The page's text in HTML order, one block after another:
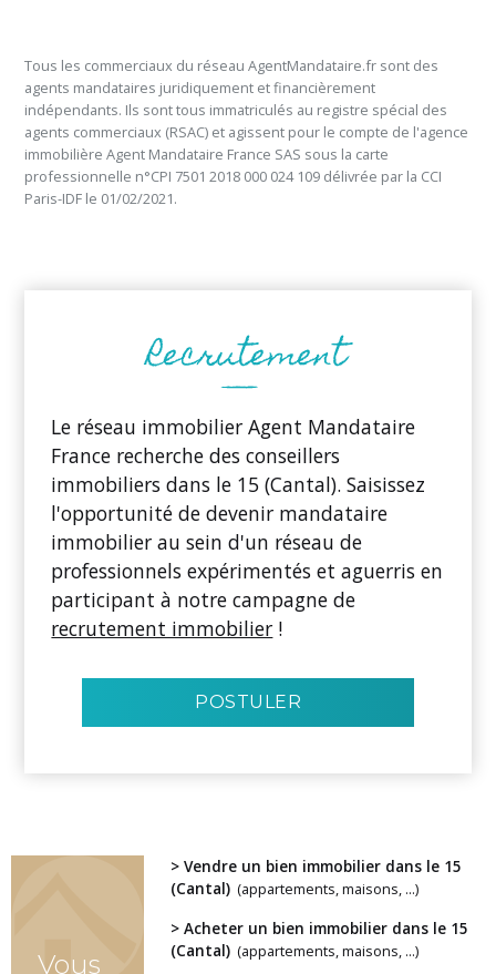
Tous les commerciaux du réseau AgentMandataire.fr sont des
agents mandataires juridiquement et financièrement
indépendants. Ils sont tous immatriculés au registre spécial des
agents commerciaux (RSAC) et agissent pour le compte de l'agence
immobilière Agent Mandataire France SAS sous la carte
professionnelle n°CPI 7501 2018 000 024 109 délivrée par la CCI
Paris-IDF le 01/02/2021.
Le réseau immobilier Agent Mandataire
France recherche des conseillers
immobiliers dans le 15 (Cantal). Saisissez
l'opportunité de devenir mandataire
immobilier au sein d'un réseau de
professionnels expérimentés et aguerris en
participant à notre campagne de
recrutement immobilier !
POSTULER
Vous
> Vendre un bien immobilier dans le 15
(Cantal) (appartements, maisons, ...)
> Acheter un bien immobilier dans le 15
(Cantal) (appartements, maisons, ...)